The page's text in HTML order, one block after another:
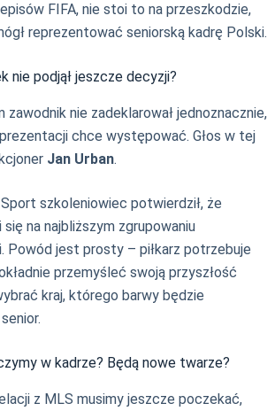
FIFA, nie stoi to na przeszkodzie,
reprezentować seniorską kadrę Polski.
nie podjął jeszcze decyzji?
zawodnik nie zadeklarował jednoznacznie,
chce występować. Głos w tej
Jan Urban.
szkoleniowiec potwierdził, że
na najbliższym zgrupowaniu
Powód jest prosty – piłkarz potrzebuje
przemyśleć swoją przyszłość
kraj, którego barwy będzie
w kadrze? Będą nowe twarze?
z MLS musimy jeszcze poczekać,